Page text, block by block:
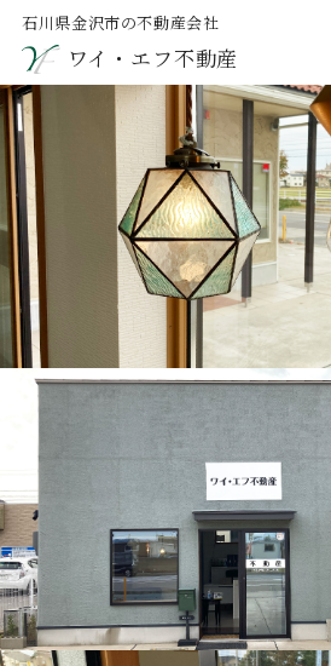
石川県金沢市の不動産会社
ワイ・エフ不動産